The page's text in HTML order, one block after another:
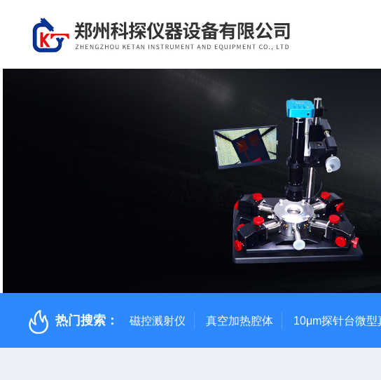
热门搜索： 磁控溅射仪 真空加热腔体 10μm探针台微型